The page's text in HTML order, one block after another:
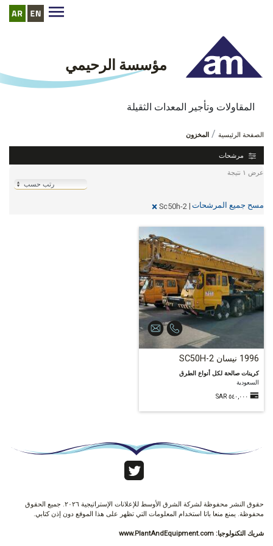
المقاولات وتأجير المعدات الثقيلة
مؤسسة الرحيمي
الصفحة الرئيسية www.alrehemyequipment.com//ar/inventory
المخزون
المخزون
مرشحات
عرض ١ نتيجة
مسح جميع المرشحات |
Sc50h-2
×
1996 نيسان SC50H-2
كرينات صالحة لكل أنواع الطرق
السعودية
٥٤٠,٠٠٠ SAR
حقوق النشر محفوظة لشركة الشرق الأوسط للإعلانات الإستراتيجية ٢٠٢٦. جميع الحقوق
محفوظة. يمنع منعا باتا استخدام المعلومات التي تظهر على هذا الموقع دون إذن كتابي.
شريك التكنولوجيا: www.PlantAndEquipment.com